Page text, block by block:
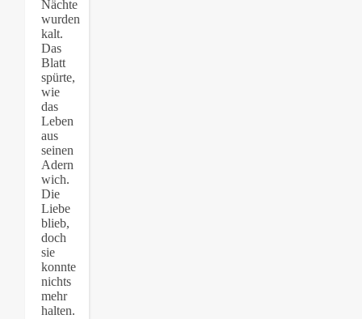
Nächte
wurden
kalt.
Das
Blatt
spürte,
wie
das
Leben
aus
seinen
Adern
wich.
Die
Liebe
blieb,
doch
sie
konnte
nichts
mehr
halten.